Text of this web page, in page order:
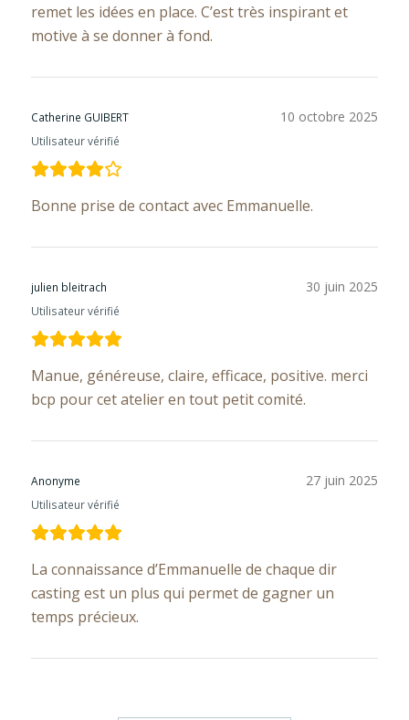
remet les idées en place. C’est très inspirant et
motive à se donner à fond.
Catherine GUIBERT
Utilisateur vérifié
10 octobre 2025
Bonne prise de contact avec Emmanuelle.
julien bleitrach
Utilisateur vérifié
30 juin 2025
Manue, généreuse, claire, efficace, positive. merci
bcp pour cet atelier en tout petit comité.
Anonyme
Utilisateur vérifié
27 juin 2025
La connaissance d’Emmanuelle de chaque dir
casting est un plus qui permet de gagner un
temps précieux.